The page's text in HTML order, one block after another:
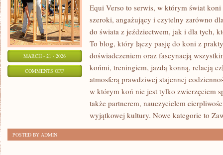
MARCH - 21 - 2026
COMMENTS OFFON
JEŹDZIECTWO
Equi Verso to serwis, w którym świat
szeroki, angażujący i czytelny zarówno
do świata z jeździectwem, jak i dla tych,
To blog, który łączy pasję do koni z
doświadczeniem oraz fascynacją
końmi, treningiem, jazdą konną, relacją
atmosferą prawdziwej stajennej
w którym koń nie jest tylko zwierzęciem
także partnerem, nauczycielem
wyjątkowej kultury. Nowe kategorie to
POSTED BY ADMIN